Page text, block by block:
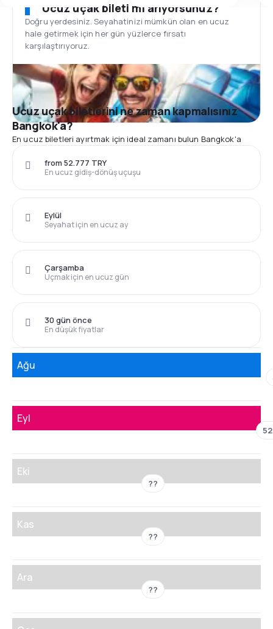
Ucuz uçak bileti mi arıyorsunuz?
Doğru yerdesiniz. Seyahatinizi mümkün olan en ucuz
hale getirmek için her gün yüzlerce fırsatı
karşılaştırıyoruz.
Ucuz uçak biletlerini ne zaman kapmalısınız
Bangkok'a?
En ucuz biletleri ayırtmak için ideal zamanı bulun Bangkok'a
En ucuz gidiş-dönüş uçuşu
from 52.777 TRY
Seyahat için en ucuz ay
Eylül
Uçmak için en ucuz gün
Çarşamba
En düşük fiyatlar
30 gün önce
Ağu
Eyl
Eki
??
Kas
??
Ara
??